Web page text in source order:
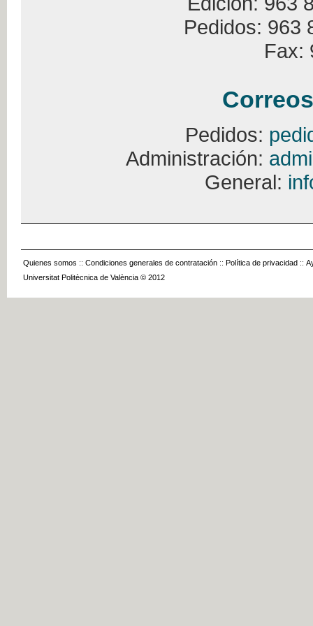
Pedidos: 963
Fax:
Pedidos:
Administración:
General:
Quienes somos :: Condiciones generales de contratación :: Política de privacidad ::
Universitat Politècnica de València © 2012